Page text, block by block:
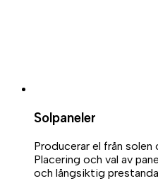
Solpaneler
Producerar el från
Placering och val av
och långsiktig